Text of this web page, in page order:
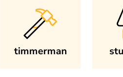
timmerman